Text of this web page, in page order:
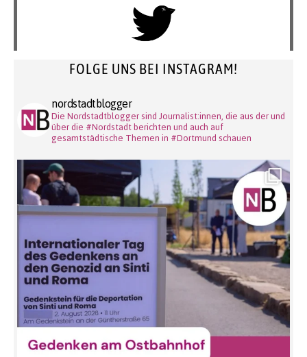
FOLGE UNS BEI INSTAGRAM!
nordstadtblogger
Die Nordstadtblogger sind Journalist:innen, die aus der und
über die #Nordstadt berichten und auch auf
gesamtstädtische Themen in #Dortmund schauen